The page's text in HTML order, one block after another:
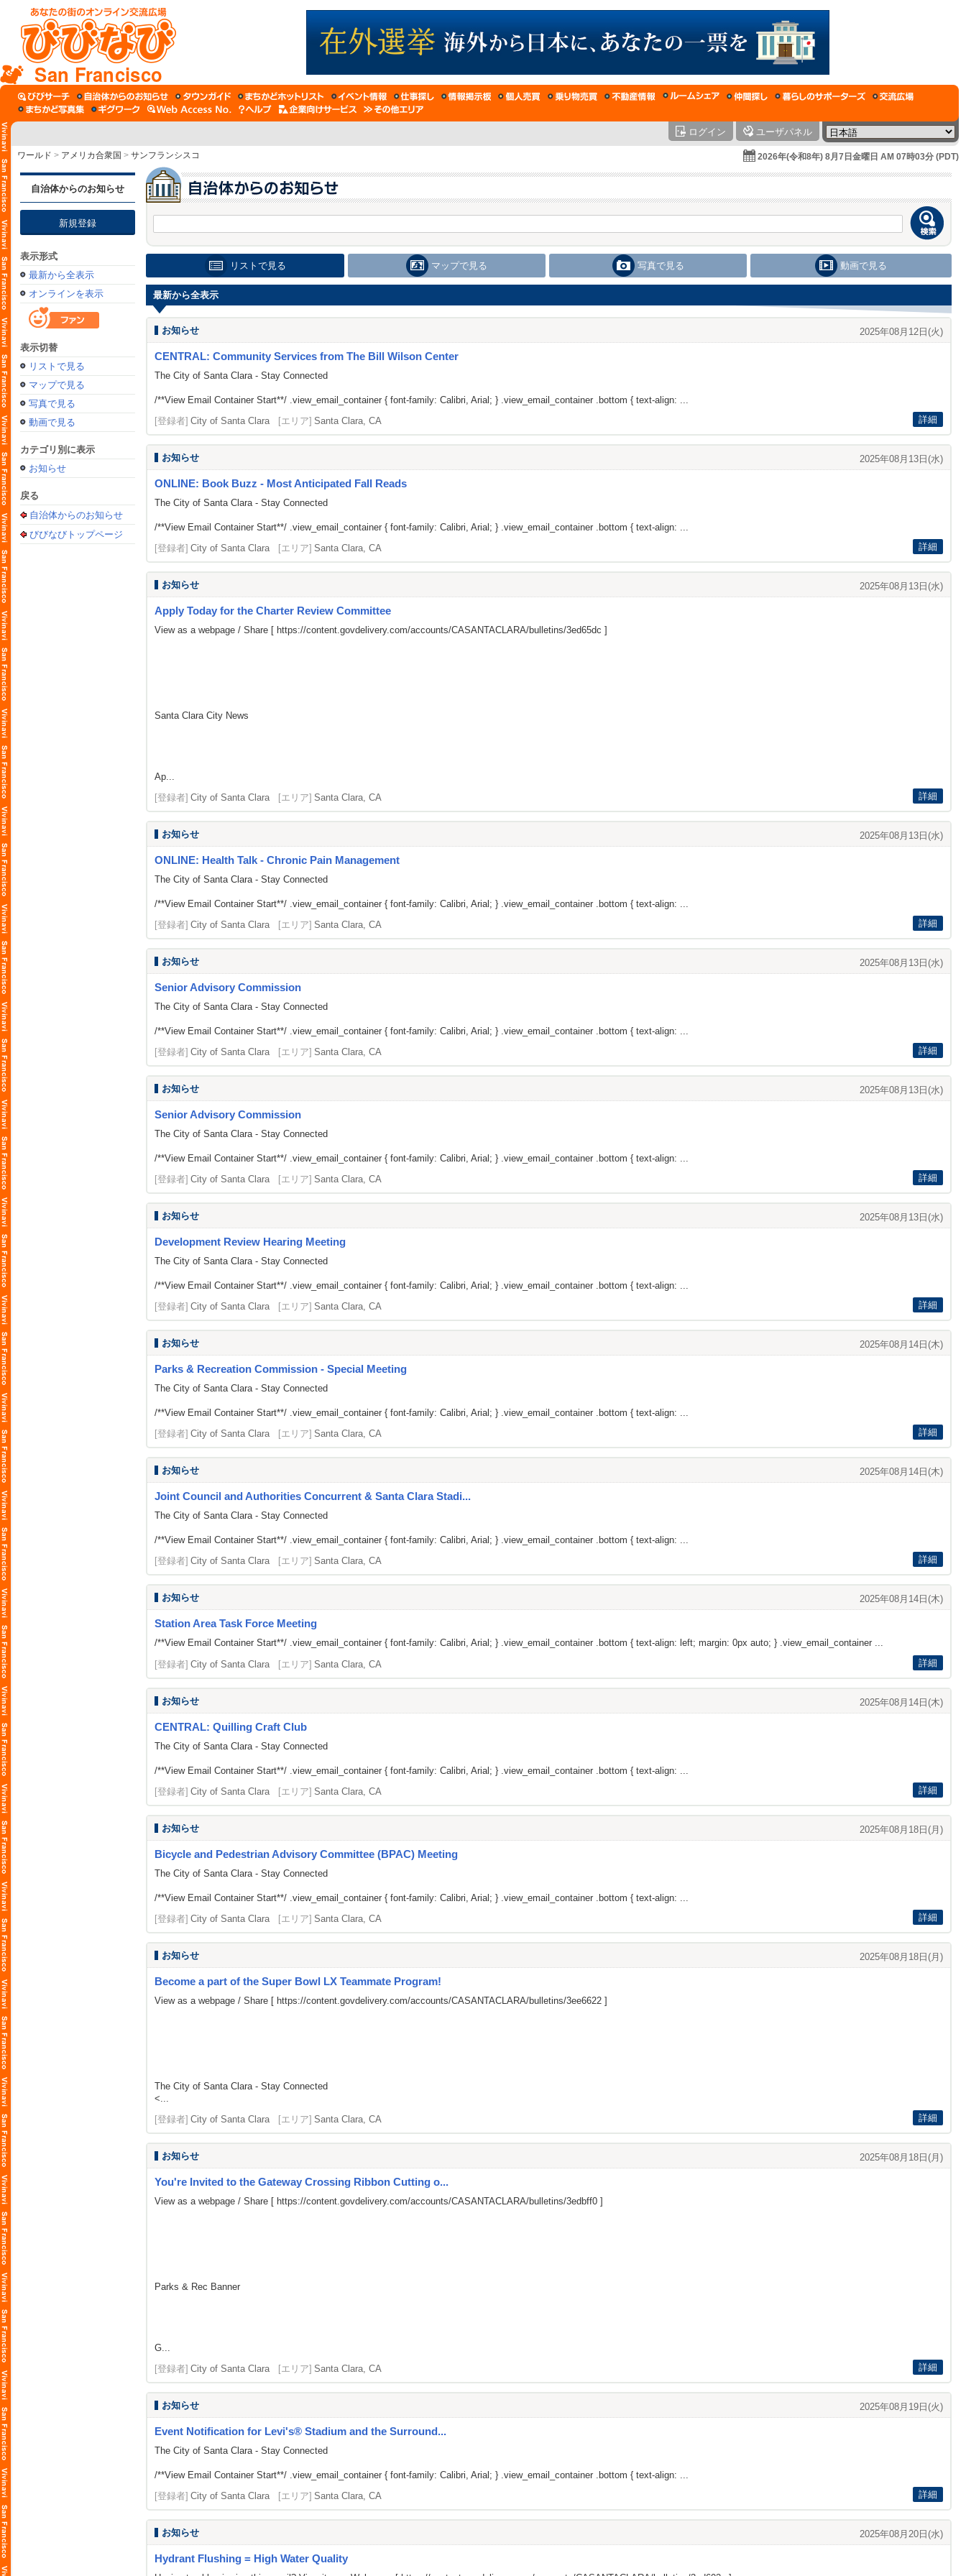
San Francisco
ログイン ユーザパネル
ワールド > アメリカ合衆国 > サンフランシスコ 2026年(令和8年) 8月7日金曜日 AM 07時03分 (PDT)
自治体からのお知らせ
新規登録
表示形式
最新から全表示
オンラインを表示
表示切替
リストで見る
マップで見る
写真で見る
動画で見る
カテゴリ別に表示
お知らせ
戻る
自治体からのお知らせ
びびなびトップページ
リストで見る マップで見る 写真で見る 動画で見る
最新から全表示
お知らせ 2025年08月12日(火)
CENTRAL: Community Services from The Bill Wilson Center
The City of Santa Clara - Stay Connected
/**View Email Container Start**/ .view_email_container { font-family: Calibri, Arial; } .view_email_container .bottom { text-align: ...
[登録者] City of Santa Clara [エリア] Santa Clara, CA 詳細
お知らせ 2025年08月13日(水)
ONLINE: Book Buzz - Most Anticipated Fall Reads
The City of Santa Clara - Stay Connected
/**View Email Container Start**/ .view_email_container { font-family: Calibri, Arial; } .view_email_container .bottom { text-align: ...
[登録者] City of Santa Clara [エリア] Santa Clara, CA 詳細
お知らせ 2025年08月13日(水)
Apply Today for the Charter Review Committee
View as a webpage / Share [ https://content.govdelivery.com/accounts/CASANTACLARA/bulletins/3ed65dc ]
Santa Clara City News
Ap...
[登録者] City of Santa Clara [エリア] Santa Clara, CA 詳細
お知らせ 2025年08月13日(水)
ONLINE: Health Talk - Chronic Pain Management
The City of Santa Clara - Stay Connected
/**View Email Container Start**/ .view_email_container { font-family: Calibri, Arial; } .view_email_container .bottom { text-align: ...
[登録者] City of Santa Clara [エリア] Santa Clara, CA 詳細
お知らせ 2025年08月13日(水)
Senior Advisory Commission
The City of Santa Clara - Stay Connected
/**View Email Container Start**/ .view_email_container { font-family: Calibri, Arial; } .view_email_container .bottom { text-align: ...
[登録者] City of Santa Clara [エリア] Santa Clara, CA 詳細
お知らせ 2025年08月13日(水)
Senior Advisory Commission
The City of Santa Clara - Stay Connected
/**View Email Container Start**/ .view_email_container { font-family: Calibri, Arial; } .view_email_container .bottom { text-align: ...
[登録者] City of Santa Clara [エリア] Santa Clara, CA 詳細
お知らせ 2025年08月13日(水)
Development Review Hearing Meeting
The City of Santa Clara - Stay Connected
/**View Email Container Start**/ .view_email_container { font-family: Calibri, Arial; } .view_email_container .bottom { text-align: ...
[登録者] City of Santa Clara [エリア] Santa Clara, CA 詳細
お知らせ 2025年08月14日(木)
Parks & Recreation Commission - Special Meeting
The City of Santa Clara - Stay Connected
/**View Email Container Start**/ .view_email_container { font-family: Calibri, Arial; } .view_email_container .bottom { text-align: ...
[登録者] City of Santa Clara [エリア] Santa Clara, CA 詳細
お知らせ 2025年08月14日(木)
Joint Council and Authorities Concurrent & Santa Clara Stadi...
The City of Santa Clara - Stay Connected
/**View Email Container Start**/ .view_email_container { font-family: Calibri, Arial; } .view_email_container .bottom { text-align: ...
[登録者] City of Santa Clara [エリア] Santa Clara, CA 詳細
お知らせ 2025年08月14日(木)
Station Area Task Force Meeting
/**View Email Container Start**/ .view_email_container { font-family: Calibri, Arial; } .view_email_container .bottom { text-align: left; margin: 0px auto; } .view_email_container ...
[登録者] City of Santa Clara [エリア] Santa Clara, CA 詳細
お知らせ 2025年08月14日(木)
CENTRAL: Quilling Craft Club
The City of Santa Clara - Stay Connected
/**View Email Container Start**/ .view_email_container { font-family: Calibri, Arial; } .view_email_container .bottom { text-align: ...
[登録者] City of Santa Clara [エリア] Santa Clara, CA 詳細
お知らせ 2025年08月18日(月)
Bicycle and Pedestrian Advisory Committee (BPAC) Meeting
The City of Santa Clara - Stay Connected
/**View Email Container Start**/ .view_email_container { font-family: Calibri, Arial; } .view_email_container .bottom { text-align: ...
[登録者] City of Santa Clara [エリア] Santa Clara, CA 詳細
お知らせ 2025年08月18日(月)
Become a part of the Super Bowl LX Teammate Program!
View as a webpage / Share [ https://content.govdelivery.com/accounts/CASANTACLARA/bulletins/3ee6622 ]
The City of Santa Clara - Stay Connected
<...
[登録者] City of Santa Clara [エリア] Santa Clara, CA 詳細
お知らせ 2025年08月18日(月)
You're Invited to the Gateway Crossing Ribbon Cutting o...
View as a webpage / Share [ https://content.govdelivery.com/accounts/CASANTACLARA/bulletins/3edbff0 ]
Parks & Rec Banner
G...
[登録者] City of Santa Clara [エリア] Santa Clara, CA 詳細
お知らせ 2025年08月19日(火)
Event Notification for Levi's® Stadium and the Surround...
The City of Santa Clara - Stay Connected
/**View Email Container Start**/ .view_email_container { font-family: Calibri, Arial; } .view_email_container .bottom { text-align: ...
[登録者] City of Santa Clara [エリア] Santa Clara, CA 詳細
お知らせ 2025年08月20日(水)
Hydrant Flushing = High Water Quality